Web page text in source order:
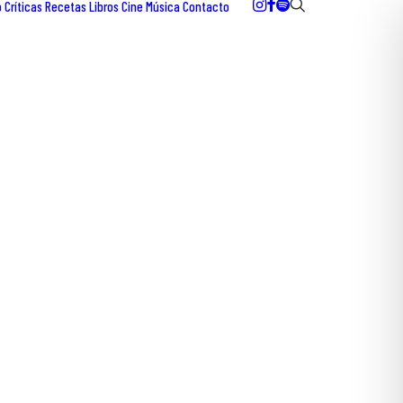
Críticas Recetas Libros CineMúsicaContacto